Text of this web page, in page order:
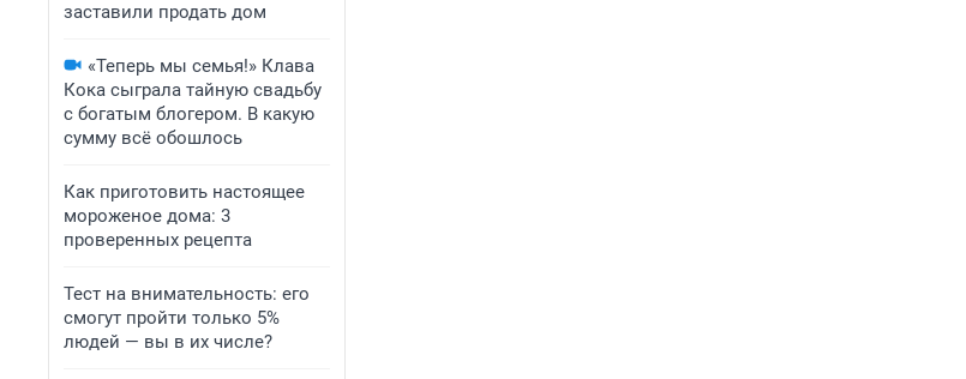
заставили продать дом
«Теперь мы семья!» Клава
Кока сыграла тайную свадьбу
с богатым блогером. В какую
сумму всё обошлось
Как приготовить настоящее
мороженое дома: 3
проверенных рецепта
Тест на внимательность: его
смогут пройти только 5%
людей — вы в их числе?